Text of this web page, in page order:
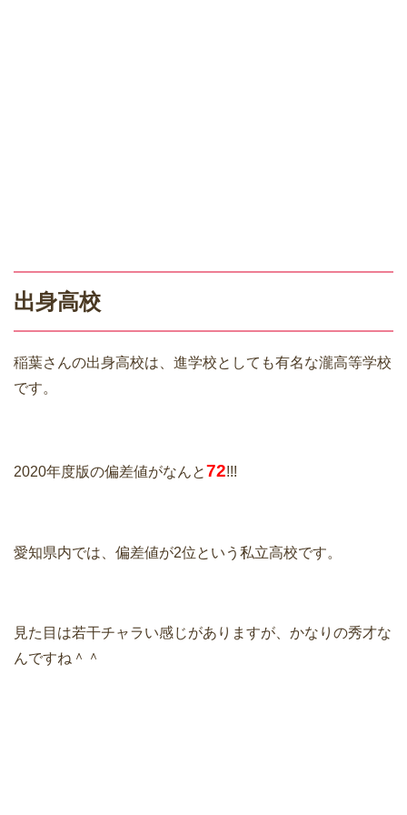
出身高校
稲葉さんの出身高校は、進学校としても有名な瀧高等学校
です。
2020年度版の偏差値がなんと72!!!
愛知県内では、偏差値が2位という私立高校です。
見た目は若干チャラい感じがありますが、かなりの秀才な
んですね＾＾